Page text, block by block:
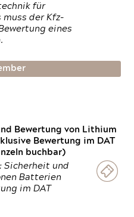
für
muss der Kfz-
eines
Bewertung von Lithium
Bewertung im DAT
buchbar)
Sicherheit und
Batterien
im DAT